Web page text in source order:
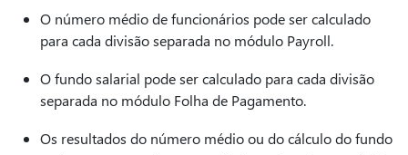
O número médio de funcionários pode ser calculado
para cada divisão separada no módulo Payroll.
O fundo salarial pode ser calculado para cada divisão
separada no módulo Folha de Pagamento.
Os resultados do número médio ou do cálculo do fundo